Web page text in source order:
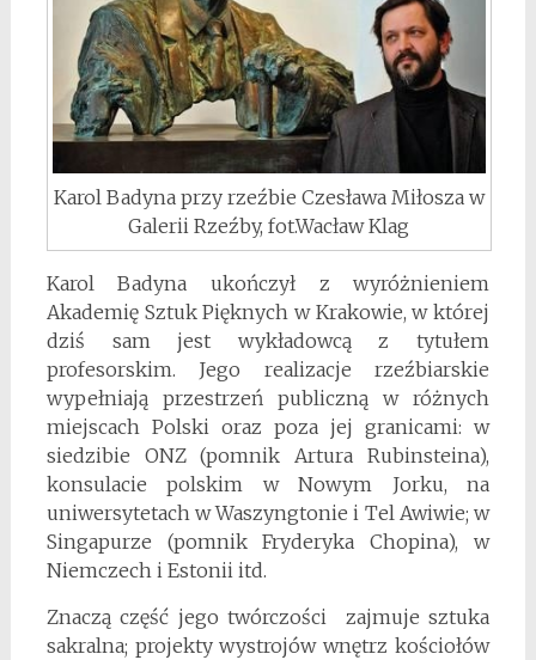
Karol Badyna przy rzeźbie Czesława Miłosza w
Galerii Rzeźby, fot.Wacław Klag
Karol Badyna ukończył z wyróżnieniem
Akademię Sztuk Pięknych w Krakowie, w której
dziś sam jest wykładowcą z tytułem
profesorskim. Jego realizacje rzeźbiarskie
wypełniają przestrzeń publiczną w różnych
miejscach Polski oraz poza jej granicami: w
siedzibie ONZ (pomnik Artura Rubinsteina),
konsulacie polskim w Nowym Jorku, na
uniwersytetach w Waszyngtonie i Tel Awiwie; w
Singapurze (pomnik Fryderyka Chopina), w
Niemczech i Estonii itd.
Znaczą część jego twórczości zajmuje sztuka
sakralna; projekty wystrojów wnętrz kościołów